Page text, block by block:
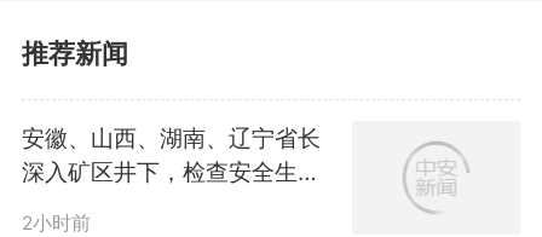
推荐新闻
安徽、山西、湖南、辽宁省长
深入矿区井下，检查安全生产
2小时前